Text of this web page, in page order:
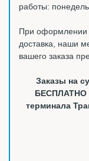
работы:
При оформлении
доставка, наши
вашего заказа
Заказы на
БЕСПЛАТНО
терминала